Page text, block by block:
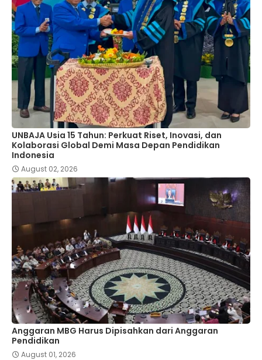
UNBAJA Usia 15 Tahun: Perkuat Riset, Inovasi, dan
Kolaborasi Global Demi Masa Depan Pendidikan
Indonesia
August 02, 2026
Anggaran MBG Harus Dipisahkan dari Anggaran
Pendidikan
August 01, 2026